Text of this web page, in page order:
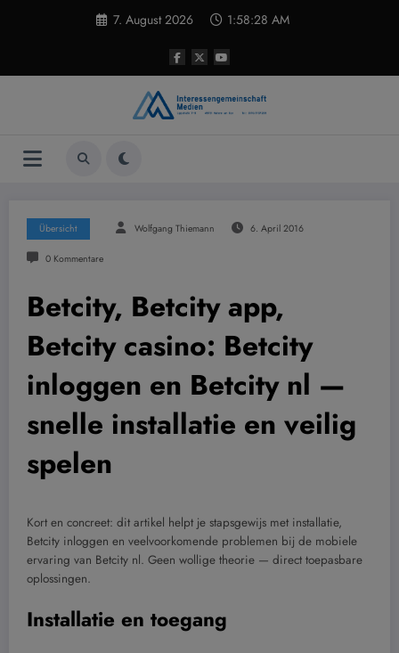
7. August 2026 1:58:29 AM
Übersicht Wolfgang Thiemann 6. April 2016
0 Kommentare
Betcity, Betcity app,
Betcity casino: Betcity
inloggen en Betcity nl —
snelle installatie en veilig
spelen
Kort en concreet: dit artikel helpt je stapsgewijs met installatie,
Betcity inloggen en veelvoorkomende problemen bij de mobiele
ervaring van Betcity nl. Geen wollige theorie — direct toepasbare
oplossingen.
Installatie en toegang